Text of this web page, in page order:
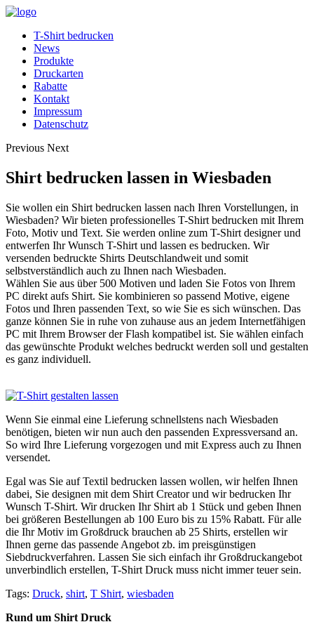
T-Shirt bedrucken
News
Produkte
Druckarten
Rabatte
Kontakt
Impressum
Datenschutz
Previous Next
Shirt bedrucken lassen in Wiesbaden
Sie wollen ein Shirt bedrucken lassen nach Ihren Vorstellungen, in
Wiesbaden? Wir bieten professionelles T-Shirt bedrucken mit Ihrem
Foto, Motiv und Text. Sie werden online zum T-Shirt designer und
entwerfen Ihr Wunsch T-Shirt und lassen es bedrucken. Wir
versenden bedruckte Shirts Deutschlandweit und somit
selbstverständlich auch zu Ihnen nach Wiesbaden.
Wählen Sie aus über 500 Motiven und laden Sie Fotos von Ihrem
PC direkt aufs Shirt. Sie kombinieren so passend Motive, eigene
Fotos und Ihren passenden Text, so wie Sie es sich wünschen. Das
ganze können Sie in ruhe von zuhause aus an jedem Internetfähigen
PC mit Ihrem Browser der Flash kompatibel ist. Sie wählen einfach
das gewünschte Produkt welches bedruckt werden soll und gestalten
es ganz individuell.
Wenn Sie einmal eine Lieferung schnellstens nach Wiesbaden
benötigen, bieten wir nun auch den passenden Expressversand an.
So wird Ihre Lieferung vorgezogen und mit Express auch zu Ihnen
versendet.
Egal was Sie auf Textil bedrucken lassen wollen, wir helfen Ihnen
dabei, Sie designen mit dem Shirt Creator und wir bedrucken Ihr
Wunsch T-Shirt. Wir drucken Ihr Shirt ab 1 Stück und geben Ihnen
bei größeren Bestellungen ab 100 Euro bis zu 15% Rabatt. Für alle
die Ihr Motiv im Großdruck brauchen ab 25 Shirts, erstellen wir
Ihnen gerne das passende Angebot zb. im preisgünstigen
Siebdruckverfahren. Lassen Sie sich einfach ihr Großdruckangebot
unverbindlich erstellen, T-Shirt Druck muss nicht immer teuer sein.
Tags: Druck, shirt, T Shirt, wiesbaden
Rund um Shirt Druck